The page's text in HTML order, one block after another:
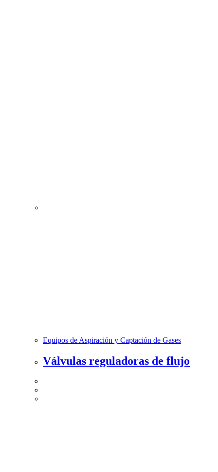
Equipos de Aspiración y Captación de Gases
Válvulas reguladoras de flujo